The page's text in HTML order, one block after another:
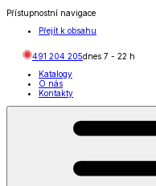
Přístupnostní navigace
Přejít k obsahu
491 204 205dnes 7 - 22 h
Katalogy
O nás
Kontakty